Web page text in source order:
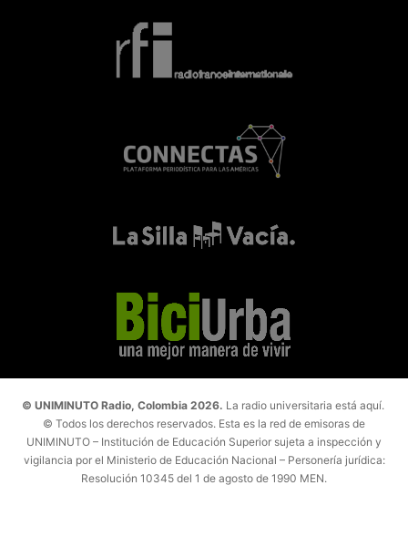
© UNIMINUTO Radio, Colombia 2026. La radio universitaria está aquí.
© Todos los derechos reservados. Esta es la red de emisoras de
UNIMINUTO – Institución de Educación Superior sujeta a inspección y
vigilancia por el Ministerio de Educación Nacional – Personería jurídica:
Resolución 10345 del 1 de agosto de 1990 MEN.